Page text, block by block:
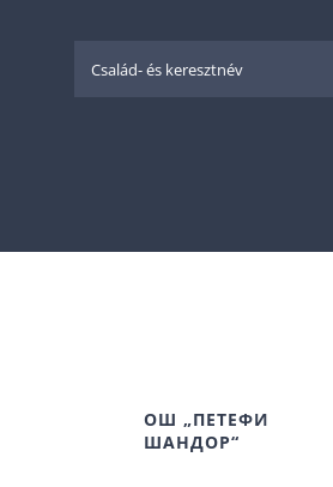
ОШ „ПЕТЕФИ
ШАНДОР“